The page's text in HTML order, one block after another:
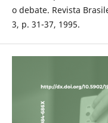
o debate. Revista
3, p. 31-37, 1995.